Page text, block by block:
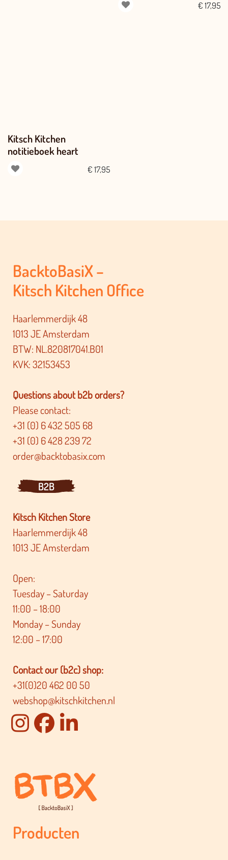
€ 17,95
Kitsch Kitchen
notitieboek heart
€ 17,95
BacktoBasiX –
Kitsch Kitchen Office
Haarlemmerdijk 48
1013 JE Amsterdam
BTW: NL.820817041.B01
KVK: 32153453
Questions about b2b orders?
Please contact:
+31 (0) 6 432 505 68
+31 (0) 6 428 239 72
order@backtobasix.com
B2B
Kitsch Kitchen Store
Haarlemmerdijk 48
1013 JE Amsterdam
Open:
Tuesday – Saturday
11:00 – 18:00
Monday – Sunday
12:00 – 17:00
Contact our (b2c) shop:
+31(0)20 462 00 50
webshop@kitschkitchen.nl
Producten